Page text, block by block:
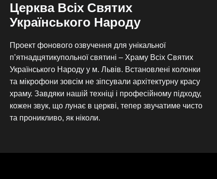
Церква Всіх Святих
Українського Народу
Проект фонового озвучення для унікальної
п’ятнадцятикупольної святині – Храму Всіх Святих
Українського Народу у м. Львів. Встановлені колонки
та мікрофони зовсім не зіпсували архітектурну красу
храму. Завдяки нашій техніці і професійному підходу,
кожен звук, що лунає в церкві, тепер звучатиме чисто
та проникливо, як ніколи.